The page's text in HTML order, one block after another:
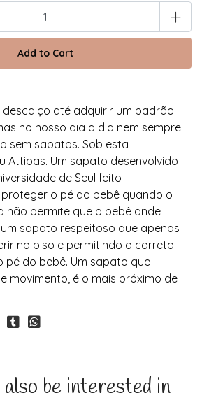
+
até adquirir um padrão
no nosso dia a dia nem sempre
sem sapatos. Sob esta
Attipas. Um sapato desenvolvido
de Seul feito
o pé do bebê quando o
não permite que o bebê ande
sapato respeitoso que apenas
no piso e permitindo o correto
pé do bebê. Um sapato que
movimento, é o mais próximo de
also be interested in